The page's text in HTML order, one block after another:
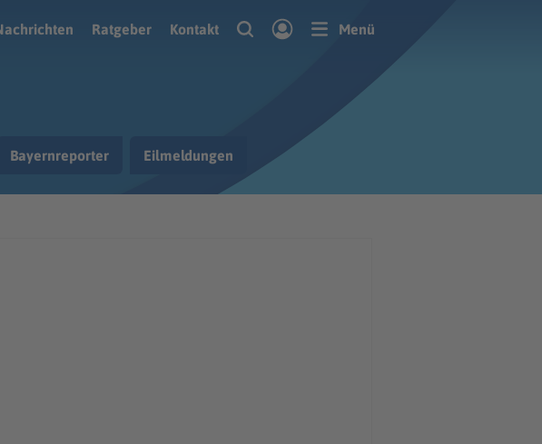
Ratgeber Kontakt Menü
Bayernreporter Eilmeldungen